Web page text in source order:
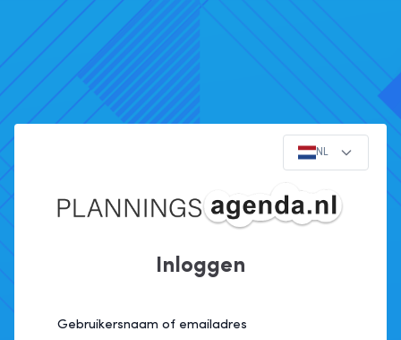
NL
Inloggen
Gebruikersnaam of emailadres